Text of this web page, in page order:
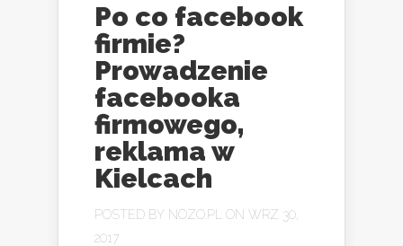
Po co facebook
firmie?
Prowadzenie
facebooka
firmowego,
reklama w
Kielcach
POSTED BY NOZO.PL
ON WRZ 30,
2017